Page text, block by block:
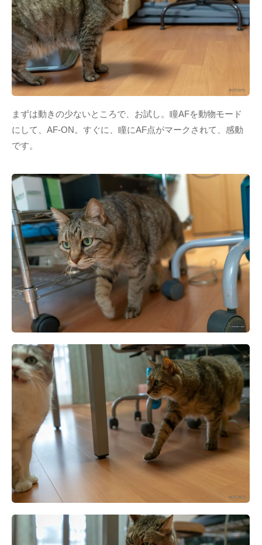
まずは動きの少ないところで、お試し。瞳AFを動物モード
にして、AF-ON。すぐに、瞳にAF点がマークされて、感動
です。